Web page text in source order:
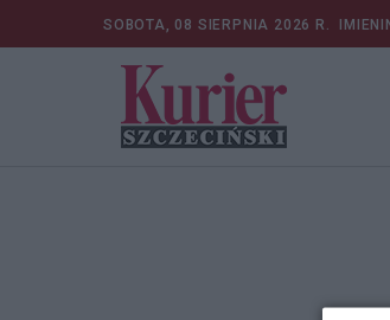
SOBOTA, 08 SIERPNIA 2026 R.